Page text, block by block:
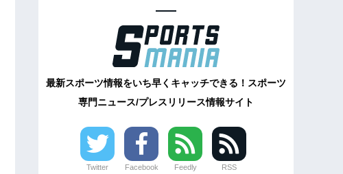
最新スポーツ情報をいち早くキャッチできる！スポーツ
専門ニュース/プレスリリース情報サイト
Twitter Facebook Feedly RSS